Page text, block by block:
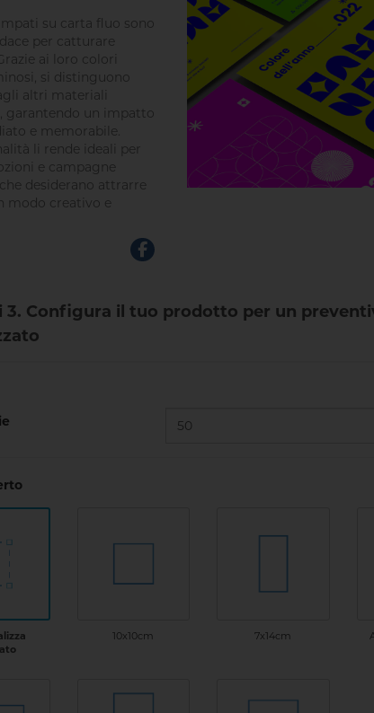
su carta fluo sono
per catturare
ai loro colori
si distinguono
altri materiali
garantendo un impatto
e memorabile.
li rende ideali per
e campagne
desiderano attrarre
modo creativo e
3. Configura il tuo prodotto per un
10x10cm 7x14cm